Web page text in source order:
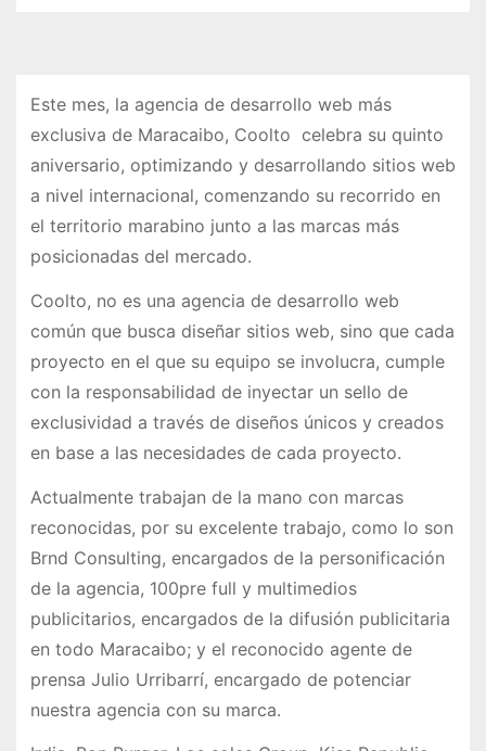
Este mes, la agencia de desarrollo web más
exclusiva de Maracaibo, Coolto celebra su quinto
aniversario, optimizando y desarrollando sitios web
a nivel internacional, comenzando su recorrido en
el territorio marabino junto a las marcas más
posicionadas del mercado.
Coolto, no es una agencia de desarrollo web
común que busca diseñar sitios web, sino que cada
proyecto en el que su equipo se involucra, cumple
con la responsabilidad de inyectar un sello de
exclusividad a través de diseños únicos y creados
en base a las necesidades de cada proyecto.
Actualmente trabajan de la mano con marcas
reconocidas, por su excelente trabajo, como lo son
Brnd Consulting, encargados de la personificación
de la agencia, 100pre full y multimedios
publicitarios, encargados de la difusión publicitaria
en todo Maracaibo; y el reconocido agente de
prensa Julio Urribarrí, encargado de potenciar
nuestra agencia con su marca.